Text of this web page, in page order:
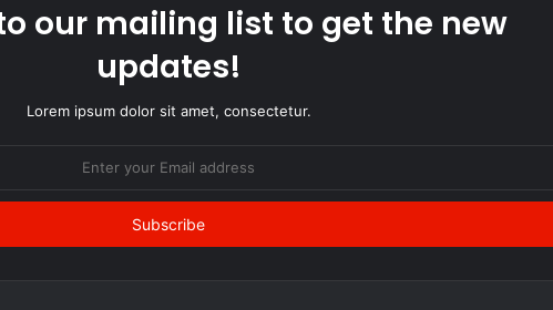
our mailing list to get the new
updates!
Lorem ipsum dolor sit amet, consectetur.